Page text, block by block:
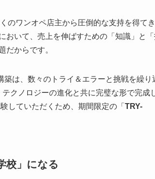
のワンオペ店主から圧倒的な支持を得て
おいて、売上を伸ばすための「知識」と
だからです。
は、数々のトライ＆エラーと挑戦を繰り
クノロジーの進化と共に完璧な形で完成
していただくため、期間限定の「 TRY-
校」になる